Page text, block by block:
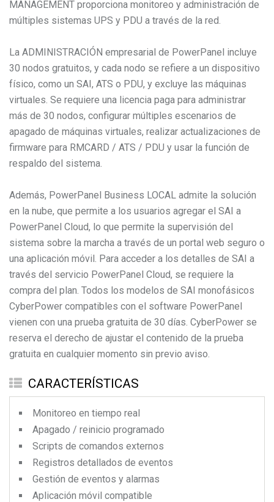
MANAGEMENT proporciona monitoreo y administración de
múltiples sistemas UPS y PDU a través de la red.
La ADMINISTRACIÓN empresarial de PowerPanel incluye
30 nodos gratuitos, y cada nodo se refiere a un dispositivo
físico, como un SAI, ATS o PDU, y excluye las máquinas
virtuales. Se requiere una licencia paga para administrar
más de 30 nodos, configurar múltiples escenarios de
apagado de máquinas virtuales, realizar actualizaciones de
firmware para RMCARD / ATS / PDU y usar la función de
respaldo del sistema.
Además, PowerPanel Business LOCAL admite la solución
en la nube, que permite a los usuarios agregar el SAI a
PowerPanel Cloud, lo que permite la supervisión del
sistema sobre la marcha a través de un portal web seguro o
una aplicación móvil. Para acceder a los detalles de SAI a
través del servicio PowerPanel Cloud, se requiere la
compra del plan. Todos los modelos de SAI monofásicos
CyberPower compatibles con el software PowerPanel
vienen con una prueba gratuita de 30 días. CyberPower se
reserva el derecho de ajustar el contenido de la prueba
gratuita en cualquier momento sin previo aviso.
CARACTERÍSTICAS
Monitoreo en tiempo real
Apagado / reinicio programado
Scripts de comandos externos
Registros detallados de eventos
Gestión de eventos y alarmas
Aplicación móvil compatible